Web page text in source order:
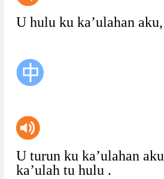
U hulu ku ka’ulahan aku,
U turun ku ka’ulahan aku
ka’ulah tu hulu .